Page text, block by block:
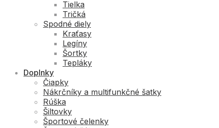
Tielka
Tričká
Spodné diely
Kraťasy
Legíny
Šortky
Tepláky
Doplnky
Čiapky
Nákrčníky a multifunkčné šatky
Rúška
Šiltovky
Športové čelenky